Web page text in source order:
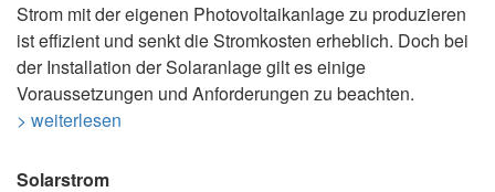
Strom mit der eigenen Photovoltaikanlage zu produzieren
ist effizient und senkt die Stromkosten erheblich. Doch bei
der Installation der Solaranlage gilt es einige
Voraussetzungen und Anforderungen zu beachten.
> weiterlesen
Solarstrom